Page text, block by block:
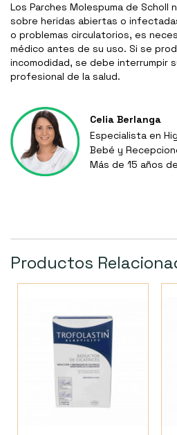
Los Parches Molespuma de Scholl
sobre heridas abiertas o
o problemas circulatorios, es
médico antes de su uso. Si se
incomodidad, se debe interrumpir
profesional de la salud.
Celia Berlanga
Especialista en
Bebé y
Más de 15 años
Productos